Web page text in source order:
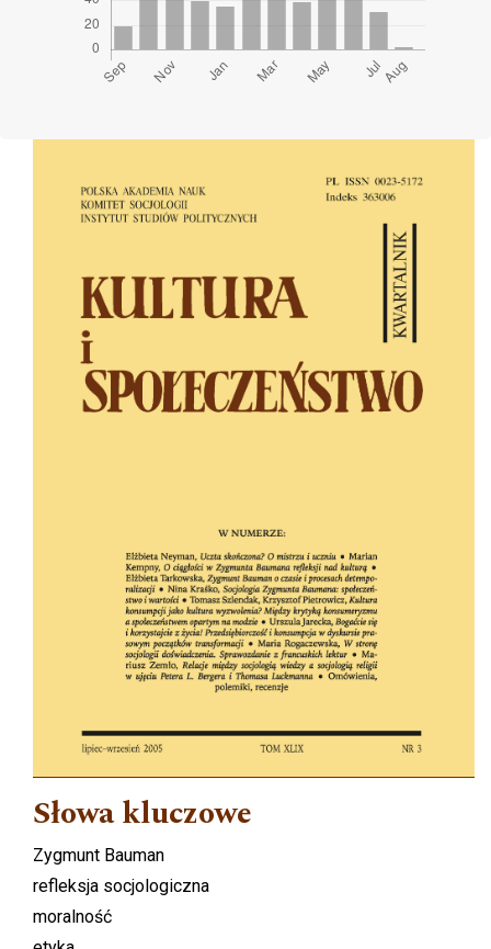
Słowa kluczowe
Zygmunt Bauman
refleksja socjologiczna
moralność